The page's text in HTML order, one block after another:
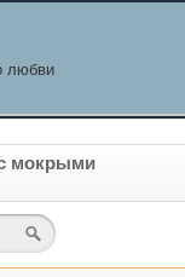
любви
с мокрыми